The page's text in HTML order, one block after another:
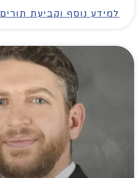
למידע נוסף וקביעת תורים »